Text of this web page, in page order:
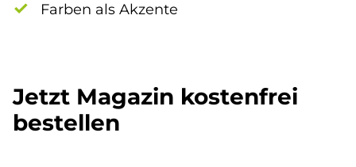
Farben als Akzente
Jetzt Magazin kostenfrei
bestellen